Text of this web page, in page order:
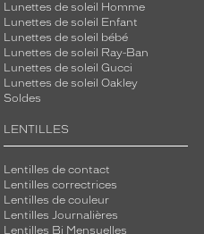
Lunettes de soleil Homme
Lunettes de soleil Enfant
Lunettes de soleil bébé
Lunettes de soleil Ray-Ban
Lunettes de soleil Gucci
Lunettes de soleil Oakley
Soldes
LENTILLES
Lentilles de contact
Lentilles correctrices
Lentilles de couleur
Lentilles Journalières
Lentilles Bi Mensuelles